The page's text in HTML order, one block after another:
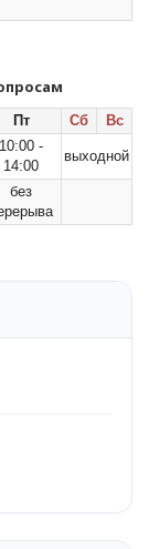
Пт Сб
Вс
10:00 -
14:00
выходной
без